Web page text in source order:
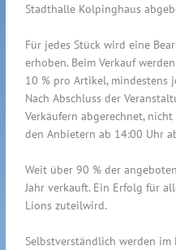
Stadthalle Kolpinghaus
Für jedes Stück wird eine
erhoben. Beim Verkauf
10 % pro Artikel, mindestens
Nach Abschluss der
Verkäufern abgerechnet,
den Anbietern ab 14:00 Uhr
Weit über 90 % der
Jahr verkauft. Ein Erfolg für
Lions zuteilwird.
Selbstverständlich werden im